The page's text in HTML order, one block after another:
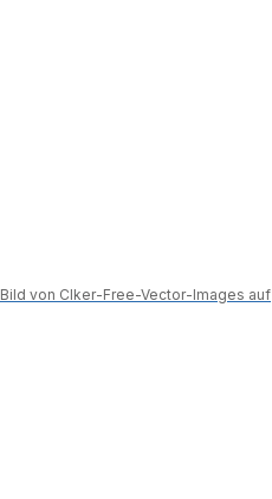
Bild von Clker-Free-Vector-Images auf